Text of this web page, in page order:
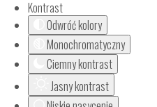
Kontrast
Odwróć kolory
Monochromatyczny
Ciemny kontrast
Jasny kontrast